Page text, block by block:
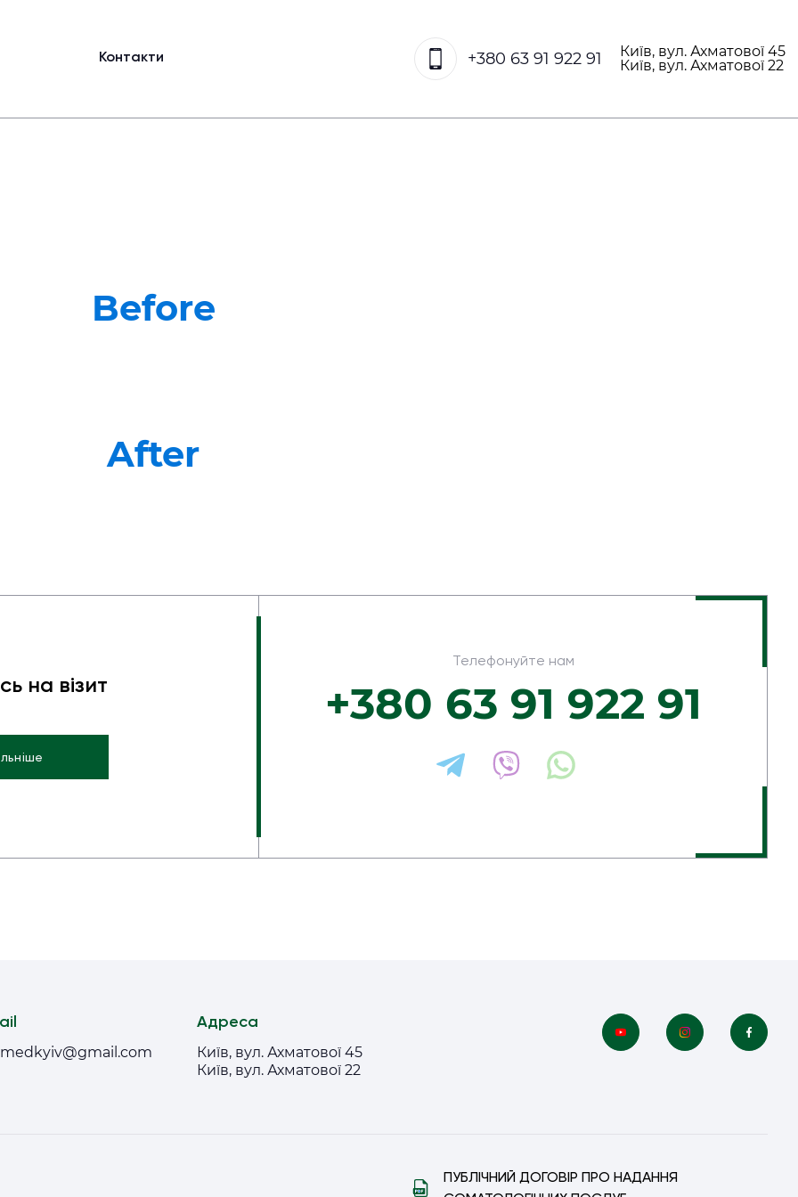
Контакти +380 63 91 922 91
Київ, вул. Ахматової 45
Київ, вул. Ахматової 22
Before
After
на візит
Телефонуйте нам
+380 63 91 922 91
Адреса
Київ, вул. Ахматової 45
Київ, вул. Ахматової 22
ПУБЛІЧНИЙ ДОГОВІР ПРО НАДАННЯ